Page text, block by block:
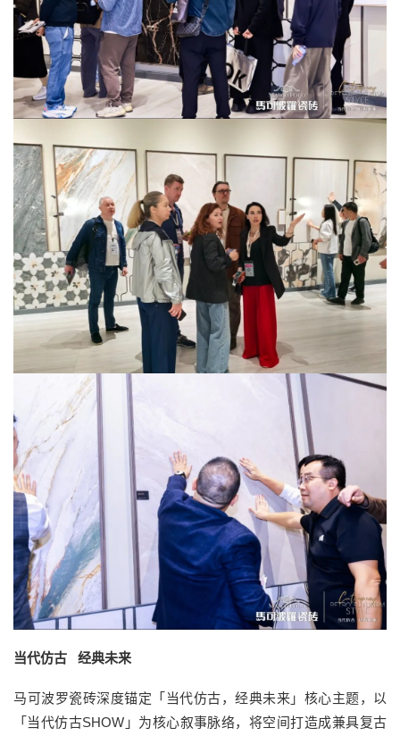
当代仿古 经典未来
马可波罗瓷砖深度锚定「当代仿古，经典未来」核心主题，以
「当代仿古SHOW」为核心叙事脉络，将空间打造成兼具复古